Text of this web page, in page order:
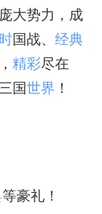
大势力，成
国战、 经典
精彩尽在
国世界 ！
等豪礼！